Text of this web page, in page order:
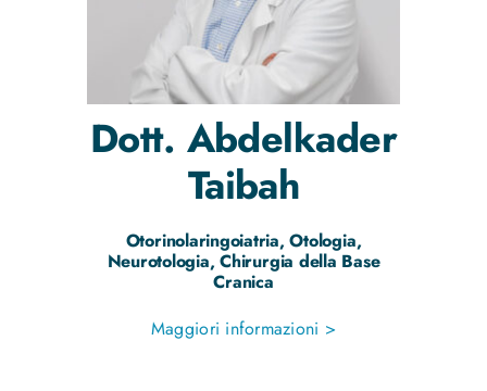
Dott. Abdelkader
Taibah
Otorinolaringoiatria, Otologia,
Neurotologia, Chirurgia della Base
Cranica
Maggiori informazioni >